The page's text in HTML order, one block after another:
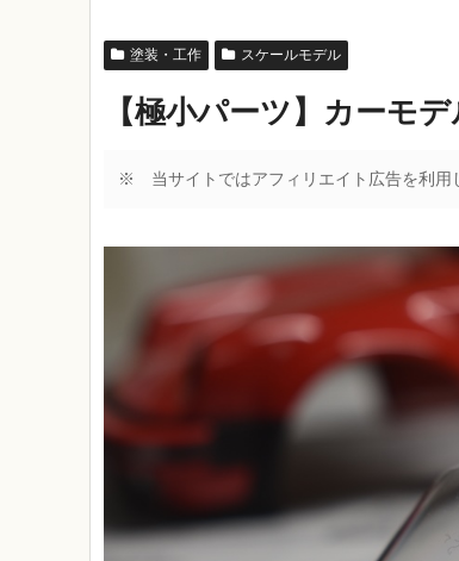
塗装・工作 スケールモデル
【極小パーツ】カーモ
※ 当サイトではアフィリエイト広告を利用